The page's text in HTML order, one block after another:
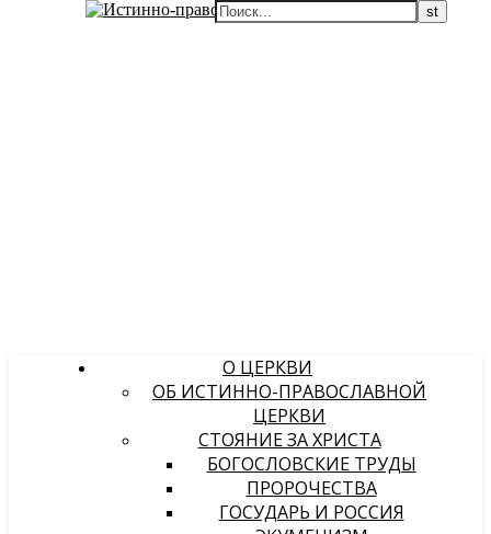
О ЦЕРКВИ
ОБ ИСТИННО-ПРАВОСЛАВНОЙ
ЦЕРКВИ
СТОЯНИЕ ЗА ХРИСТА
БОГОСЛОВСКИЕ ТРУДЫ
ПРОРОЧЕСТВА
ГОСУДАРЬ И РОССИЯ